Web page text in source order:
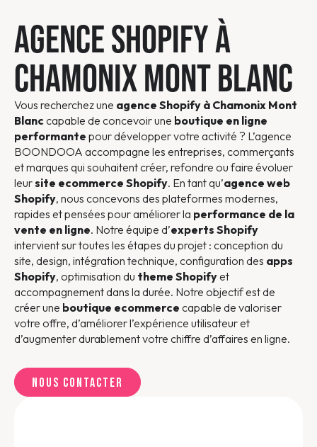
AGENCE SHOPIFY À
CHAMONIX MONT BLANC
Vous recherchez une agence Shopify à Chamonix Mont
Blanccapable de concevoir une boutique en ligne
performante pour développer votre activité ? L’agence
BOONDOOA accompagne les entreprises, commerçants
et marques qui souhaitent créer, refondre ou faire évoluer
leursite ecommerce Shopify. En tant qu’agence web
Shopify, nous concevons des plateformes modernes,
rapides et pensées pour améliorer la performance de la
vente en ligne. Notre équipe d’experts Shopify
intervient sur toutes les étapes du projet : conception du
site, design, intégration technique, configuration des apps
Shopify, optimisation du theme Shopifyet
accompagnement dans la durée. Notre objectif est de
créer une boutique ecommerce capable de valoriser
votre offre, d’améliorer l’expérience utilisateur et
d’augmenter durablement votre chiffre d’affaires en ligne.
Nous contacter